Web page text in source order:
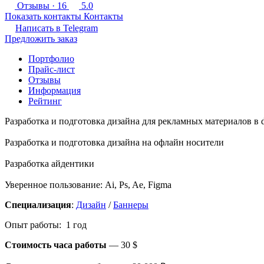
Отзывы · 16
5.0
Показать контакты Контакты
Написать в Telegram
Предложить заказ
Портфолио
Прайс-лист
Отзывы
Информация
Рейтинг
Разработка и подготовка дизайна для рекламных материалов в
Разработка и подготовка дизайна на офлайн носители
Разработка айдентики
Уверенное пользование: Ai, Ps, Ae, Figma
Специализация: Дизайн /Баннеры
Опыт работы: 1 год
Стоимость часа работы — 30 $